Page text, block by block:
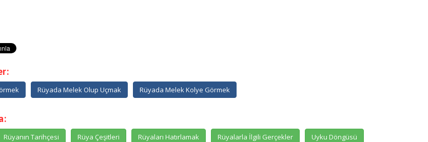
Rüyada Melek Olup Uçmak Rüyada Melek Kolye Görmek
Rüyanın Tarihçesi Rüya Çeşitleri Rüyaları Hatırlamak Rüyalarla İlgili Gerçekler Uyku Döngüsü